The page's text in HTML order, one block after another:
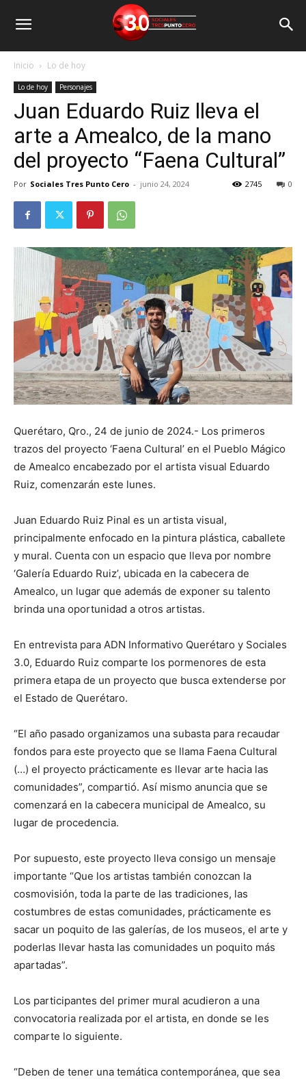
Inicio Lo de hoy
Lo de hoy Personajes
Juan Eduardo Ruiz lleva el
arte a Amealco, de la mano
del proyecto “Faena Cultural”
Por Sociales Tres Punto Cero - junio 24, 2024 0
2745
Querétaro, Qro., 24 de junio de 2024.- Los primeros
trazos del proyecto ‘Faena Cultural’ en el Pueblo Mágico
de Amealco encabezado por el artista visual Eduardo
Ruiz, comenzarán este lunes.
Juan Eduardo Ruiz Pinal es un artista visual,
principalmente enfocado en la pintura plástica, caballete
y mural. Cuenta con un espacio que lleva por nombre
‘Galería Eduardo Ruiz’, ubicada en la cabecera de
Amealco, un lugar que además de exponer su talento
brinda una oportunidad a otros artistas.
En entrevista para ADN Informativo Querétaro y Sociales
3.0, Eduardo Ruiz comparte los pormenores de esta
primera etapa de un proyecto que busca extenderse por
el Estado de Querétaro.
“El año pasado organizamos una subasta para recaudar
fondos para este proyecto que se llama Faena Cultural
(…) el proyecto prácticamente es llevar arte hacia las
comunidades”, compartió. Así mismo anuncia que se
comenzará en la cabecera municipal de Amealco, su
lugar de procedencia.
Por supuesto, este proyecto lleva consigo un mensaje
importante “Que los artistas también conozcan la
cosmovisión, toda la parte de las tradiciones, las
costumbres de estas comunidades, prácticamente es
sacar un poquito de las galerías, de los museos, el arte y
poderlas llevar hasta las comunidades un poquito más
apartadas”.
Los participantes del primer mural acudieron a una
convocatoria realizada por el artista, en donde se les
comparte lo siguiente.
“Deben de tener una temática contemporánea, que sea